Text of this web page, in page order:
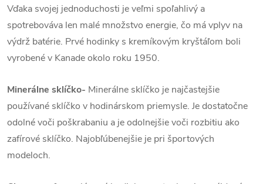
Vďaka svojej jednoduchosti je veľmi spoľahlivý a
spotrebováva len malé množstvo energie, čo má vplyv na
výdrž batérie. Prvé hodinky s kremíkovým kryštáľom boli
vyrobené v Kanade okolo roku 1950.
Minerálne sklíčko- Minerálne sklíčko je najčastejšie
používané sklíčko v hodinárskom priemysle. Je dostatočne
odolné voči poškrabaniu a je odolnejšie voči rozbitiu ako
zafírové sklíčko. Najobľúbenejšie je pri športových
modeloch.